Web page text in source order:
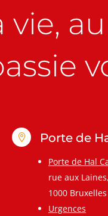
 Porte de
Porte de Hal
rue aux
1000 Bruxelles
Urgences